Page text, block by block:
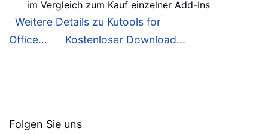
im Vergleich zum Kauf einzelner Add-Ins
Weitere Details zu Kutools for
Office...
Kostenloser Download...
Folgen Sie uns